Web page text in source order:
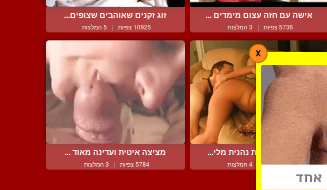
אישה עם חזה עצום מימדים ...
5736 צפיות | 3 המלצות
זוג זקנים שאוהבים שצופים...
10925 צפיות | 5 המלצות
פצצת מין סקסית נהנית מלי...
5055 צפיות | 4 המלצות
מציצה איטית ועדינה מאוד ...
5784 צפיות | 3 המלצות
X